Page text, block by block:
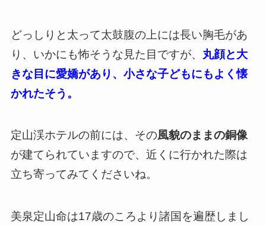
どっしりと太って太鼓腹の上には長い胸毛があ
り、いかにも怖そうな見た目ですが、 丸顔と大
きな目に愛嬌があり、小さな子どもにもよく懐
かれたそう。
定山渓ホテルの前には、その風貌のままの銅像
が建てられていますので、近くに行かれた際は
立ち寄ってみてくださいね。
美泉定山命は17歳のころより諸国を遍歴しまし